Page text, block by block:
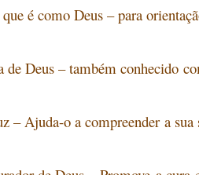
é como Deus – para
de Deus – também conhecido
– Ajuda-o a compreender a